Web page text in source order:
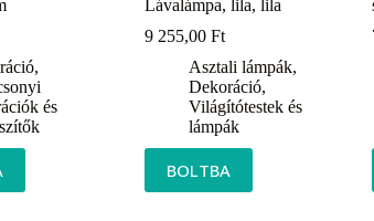
,
és
Lávalámpa, lila, lila
9 255,00Ft
Asztali lámpák,
Dekoráció,
Világítótestek és
lámpák
BOLTBA